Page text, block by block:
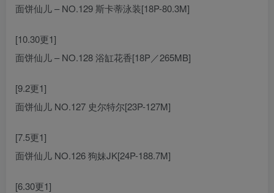
面饼仙儿 – NO.129 斯卡蒂泳装[18P-80.3M]
[10.30更1]
面饼仙儿 – NO.128 浴缸花香[18P／265MB]
[9.2更1]
面饼仙儿 NO.127 史尔特尔[23P-127M]
[7.5更1]
面饼仙儿 NO.126 狗妹JK[24P-188.7M]
[6.30更1]